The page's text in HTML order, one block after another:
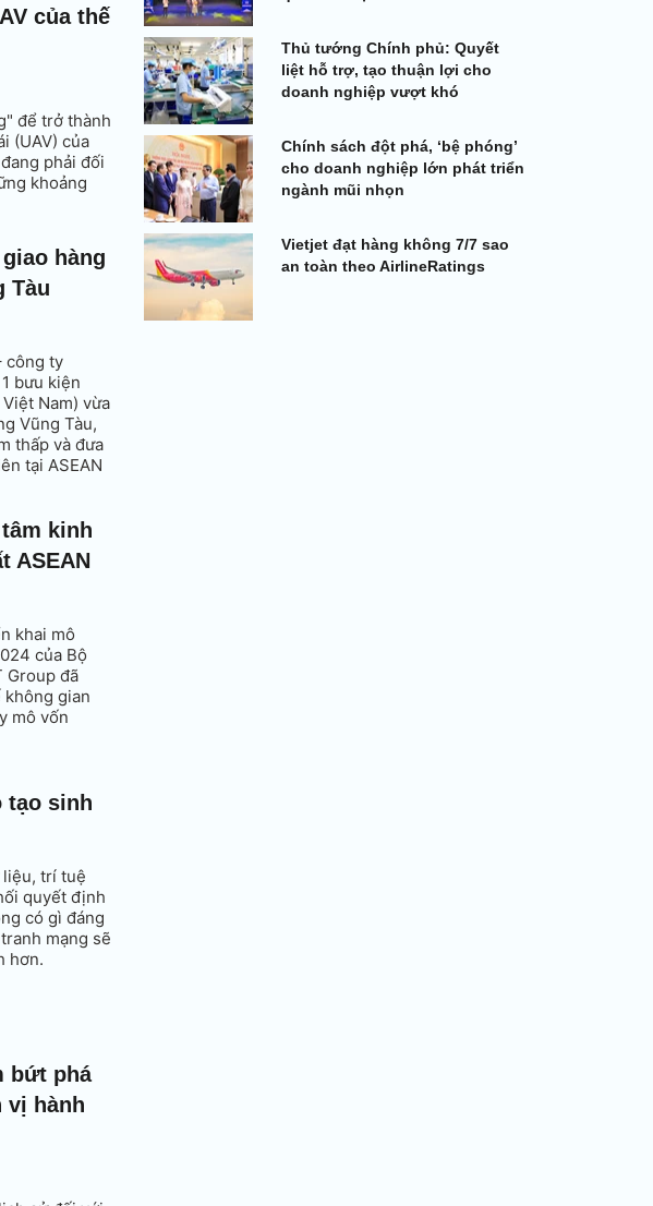
của thế
để trở thành
(UAV) của
phải đối
khoảng
hàng
Tàu
công ty
bưu kiện
Nam) vừa
Vũng Tàu,
thấp và đưa
tại ASEAN
kinh
ASEAN
khai mô
của Bộ
Group đã
gian
mô vốn
tạo sinh
trí tuệ
quyết định
có gì đáng
mạng sẽ
hơn.
bứt phá
vị hành
Thủ tướng Chính phủ: Quyết
liệt hỗ trợ, tạo thuận lợi cho
doanh nghiệp vượt khó
Chính sách đột phá, ‘bệ phóng’
cho doanh nghiệp lớn phát triển
ngành mũi nhọn
Vietjet đạt hàng không 7/7 sao
an toàn theo AirlineRatings